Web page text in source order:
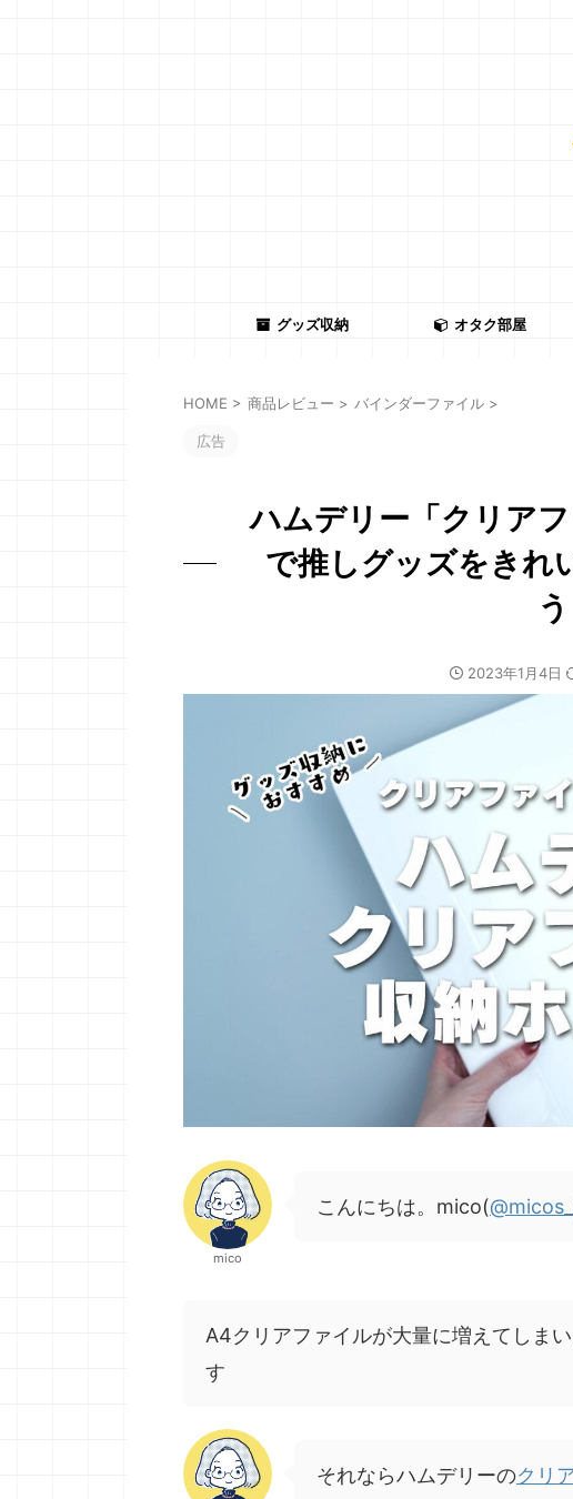
グッズ収納 オタク部屋
HOME > 商品レビュー > バインダーファイル >
広告
ハムデリー「クリア
で推しグッズをきれ
う
2023年1月4日
mico
こんにちは。mico(
A4クリアファイルが大量に増えてしま
す
それならハムデリーのクリ